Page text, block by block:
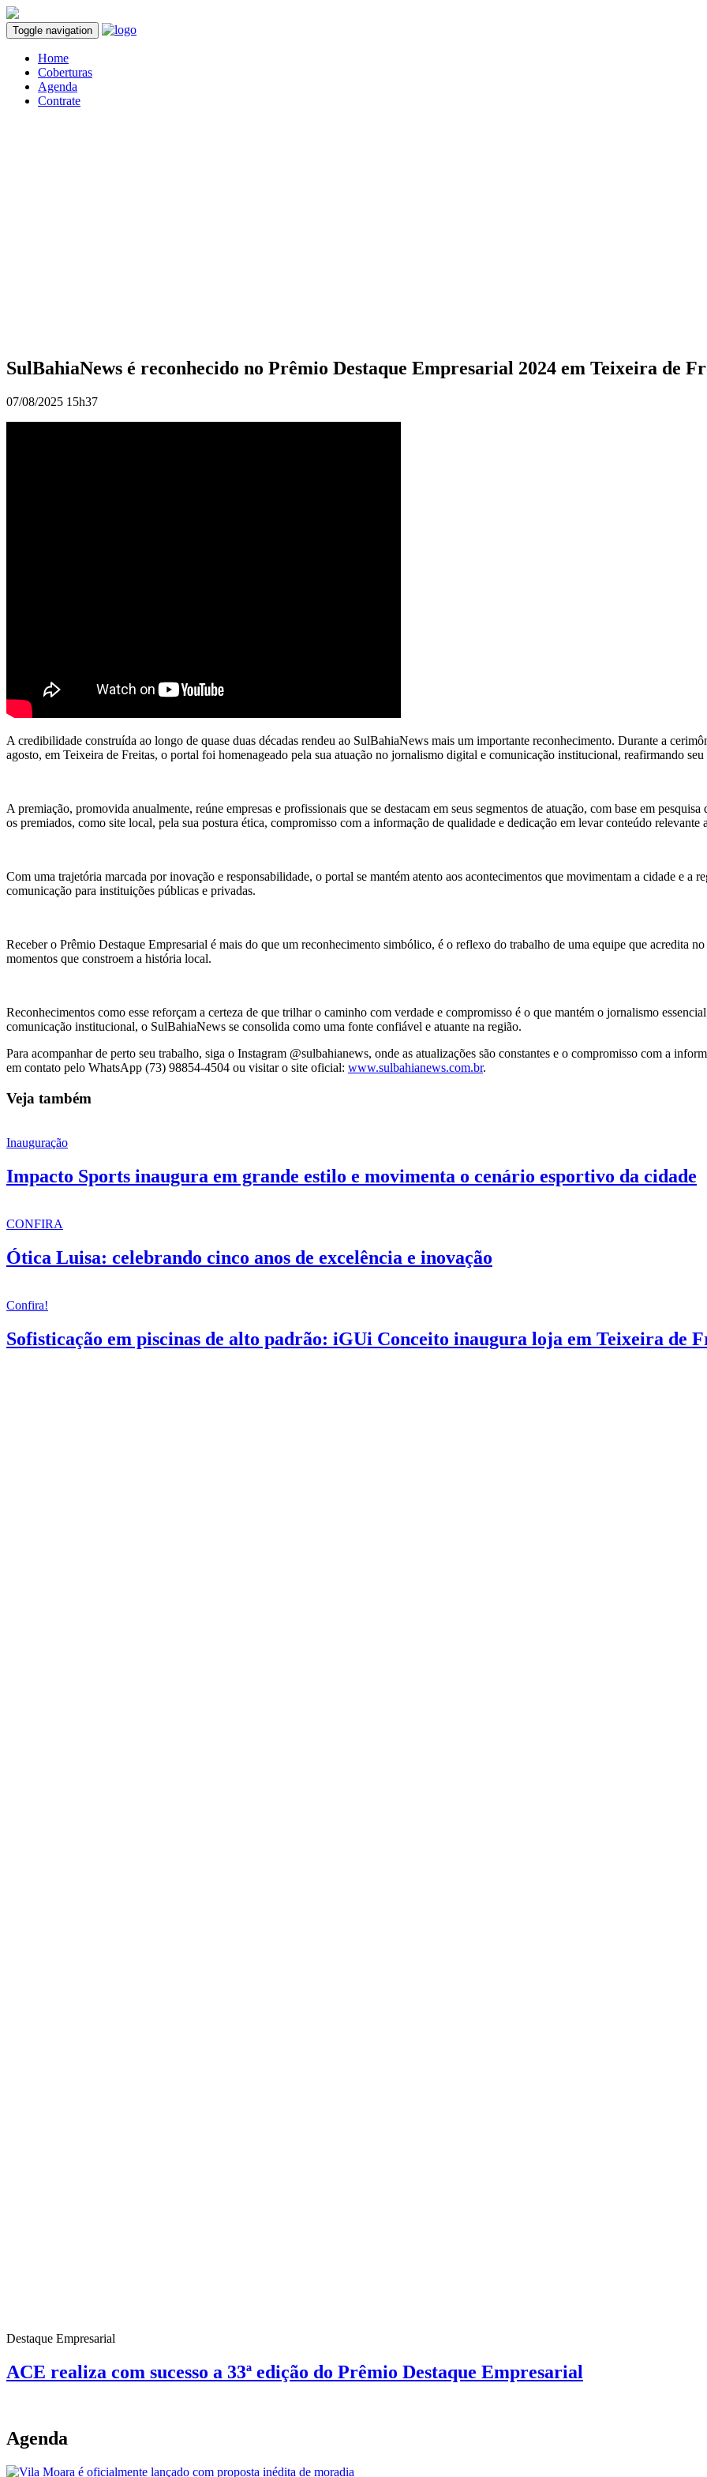
Toggle navigation
Home
Coberturas
Agenda
Contrate
SulBahiaNews é reconhecido no Prêmio Destaque Empresarial 2024 em Teixeira de
07/08/2025 15h37
A credibilidade construída ao longo de quase duas décadas rendeu ao SulBahiaNews mais um importante reconhecimento. Durante a
agosto, em Teixeira de Freitas, o portal foi homenageado pela sua atuação no jornalismo digital e comunicação institucional, reafirmando
A premiação, promovida anualmente, reúne empresas e profissionais que se destacam em seus segmentos de atuação, com base em
os premiados, como site local, pela sua postura ética, compromisso com a informação de qualidade e dedicação em levar conteúdo relevante
Com uma trajetória marcada por inovação e responsabilidade, o portal se mantém atento aos acontecimentos que movimentam a cidade e a
comunicação para instituições públicas e privadas.
Receber o Prêmio Destaque Empresarial é mais do que um reconhecimento simbólico, é o reflexo do trabalho de uma equipe que acredita
momentos que constroem a história local.
Reconhecimentos como esse reforçam a certeza de que trilhar o caminho com verdade e compromisso é o que mantém o jornalismo
comunicação institucional, o SulBahiaNews se consolida como uma fonte confiável e atuante na região.
Para acompanhar de perto seu trabalho, siga o Instagram @sulbahianews, onde as atualizações são constantes e o compromisso com a
em contato pelo WhatsApp (73) 98854-4504 ou visitar o site oficial: www.sulbahianews.com.br.
Veja também
Inauguração
Impacto Sports inaugura em grande estilo e movimenta o cenário esportivo da cidade
CONFIRA
Ótica Luisa: celebrando cinco anos de excelência e inovação
Confira!
Sofisticação em piscinas de alto padrão: iGUi Conceito inaugura loja em Teixeira de
Destaque Empresarial
ACE realiza com sucesso a 33ª edição do Prêmio Destaque Empresarial
Agenda